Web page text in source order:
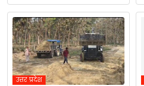
उत्तर प्रदेश